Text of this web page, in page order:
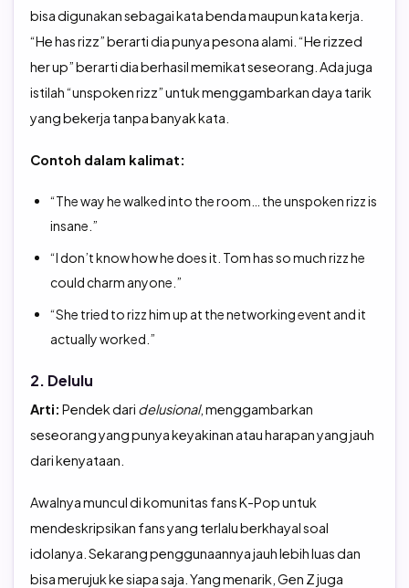
bisa digunakan sebagai kata benda maupun kata kerja.
“He has rizz” berarti dia punya pesona alami. “He rizzed
her up” berarti dia berhasil memikat seseorang. Ada juga
istilah “unspoken rizz” untuk menggambarkan daya tarik
yang bekerja tanpa banyak kata.
Contoh dalam kalimat:
“The way he walked into the room… the unspoken rizz is
insane.”
“I don’t know how he does it. Tom has so much rizz he
could charm anyone.”
“She tried to rizz him up at the networking event and it
actually worked.”
2. Delulu
Arti: Pendek dari delusional, menggambarkan
seseorang yang punya keyakinan atau harapan yang jauh
dari kenyataan.
Awalnya muncul di komunitas fans K-Pop untuk
mendeskripsikan fans yang terlalu berkhayal soal
idolanya. Sekarang penggunaannya jauh lebih luas dan
bisa merujuk ke siapa saja. Yang menarik, Gen Z juga